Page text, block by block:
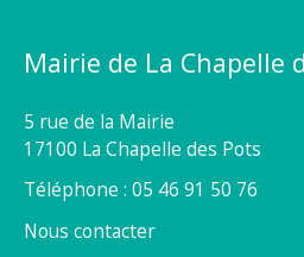
Mairie de La Chapelle
5 rue de la Mairie
17100 La Chapelle des Pots
Téléphone : 05 46 91 50 76
Nous contacter